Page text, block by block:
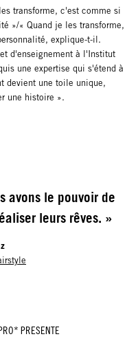
transforme, c'est comme si
»/« Quand je les transforme,
explique-t-il.
d'enseignement à l'Institut
une expertise qui s'étend à
devient une toile unique,
une histoire ».
avons le pouvoir de
leurs rêves. »
PRESENTE